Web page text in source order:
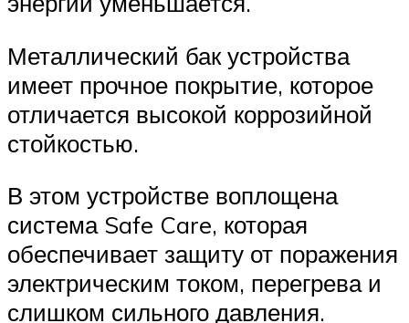
Металлический бак устройства
имеет прочное покрытие, которое
отличается высокой коррозийной
стойкостью.
В этом устройстве воплощена
система Safe Care, которая
обеспечивает защиту от поражения
электрическим током, перегрева и
слишком сильного давления.